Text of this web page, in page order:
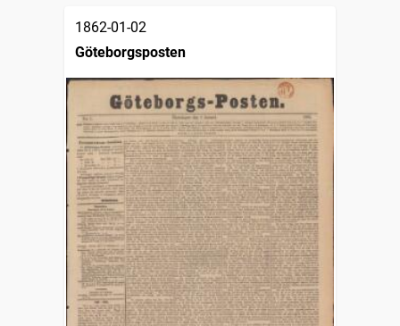
1862-01-02
Göteborgsposten